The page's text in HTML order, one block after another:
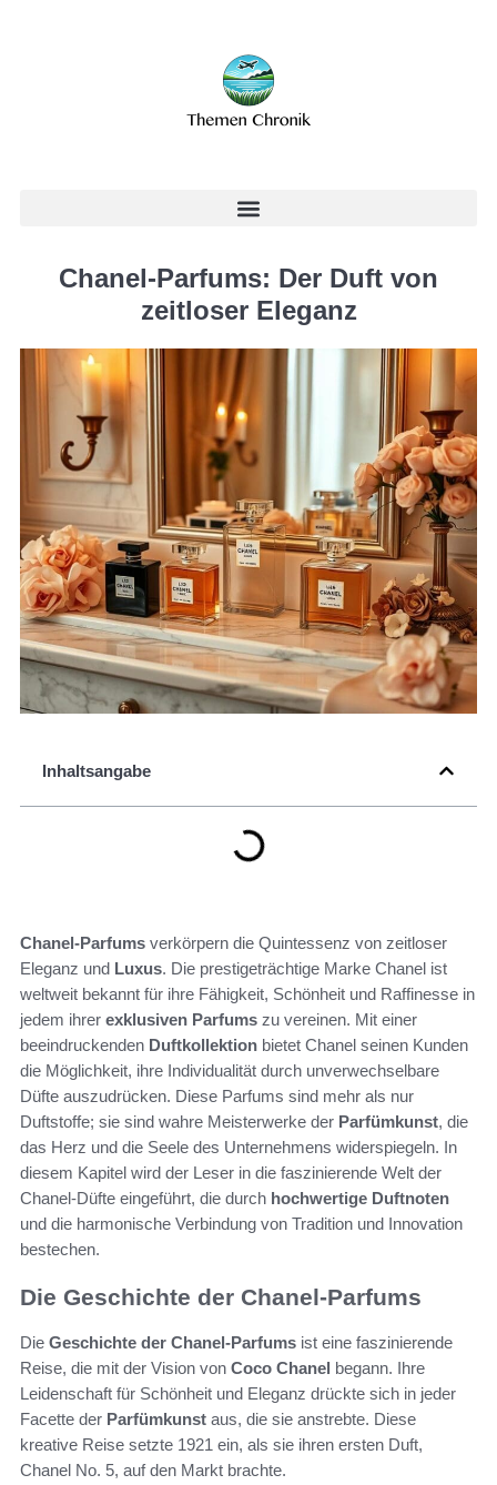
Chanel-Parfums: Der Duft von
zeitloser Eleganz
Inhaltsangabe
Chanel-Parfums verkörpern die Quintessenz von zeitloser
Eleganz und Luxus. Die prestigeträchtige Marke Chanel ist
weltweit bekannt für ihre Fähigkeit, Schönheit und Raffinesse in
jedem ihrer exklusiven Parfums zu vereinen. Mit einer
beeindruckenden Duftkollektion bietet Chanel seinen Kunden
die Möglichkeit, ihre Individualität durch unverwechselbare
Düfte auszudrücken. Diese Parfums sind mehr als nur
Duftstoffe; sie sind wahre Meisterwerke der Parfümkunst, die
das Herz und die Seele des Unternehmens widerspiegeln. In
diesem Kapitel wird der Leser in die faszinierende Welt der
Chanel-Düfte eingeführt, die durch hochwertige Duftnoten
und die harmonische Verbindung von Tradition und Innovation
bestechen.
Die Geschichte der Chanel-Parfums
Die Geschichte der Chanel-Parfums ist eine faszinierende
Reise, die mit der Vision von Coco Chanel begann. Ihre
Leidenschaft für Schönheit und Eleganz drückte sich in jeder
Facette der Parfümkunst aus, die sie anstrebte. Diese
kreative Reise setzte 1921 ein, als sie ihren ersten Duft,
Chanel No. 5, auf den Markt brachte.